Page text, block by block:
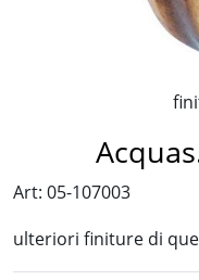
Art: 05-107003
ulteriori finiture di